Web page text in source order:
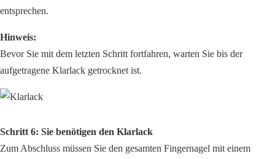
entsprechen.
Hinweis:
Bevor Sie mit dem letzten Schritt fortfahren, warten Sie bis der
aufgetragene Klarlack getrocknet ist.
Schritt 6: Sie benötigen den Klarlack
Zum Abschluss müssen Sie den gesamten Fingernagel mit einem